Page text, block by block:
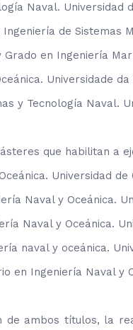
Naval. Universidad
de Sistemas
en Ingeniería
Universidade da
y Tecnología Naval.
que habilitan a
Universidad de
Naval y Oceánica.
Naval y Oceánica.
naval y oceánica.
en Ingeniería Naval y
de ambos títulos, la